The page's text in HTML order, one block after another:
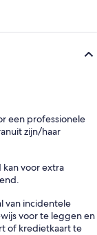
een professionele
zijn/haar
voor extra
van incidentele
voor te leggen en
of kredietkaart te